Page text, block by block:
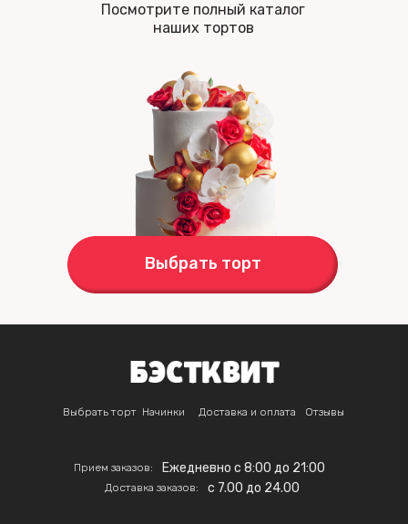
Посмотрите полный каталог
наших тортов
Выбрать торт
Выбрать торт Начинки Доставка и оплата Отзывы
Прием заказов: Ежедневно с 8:00 до 21:00
Доставка заказов: c 7.00 до 24.00